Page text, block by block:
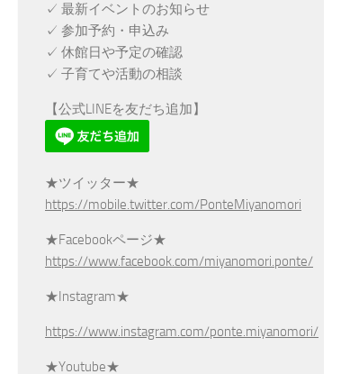
✓ 最新イベントのお知らせ
✓ 参加予約・申込み
✓ 休館日や予定の確認
✓ 子育てや活動の相談
【公式LINEを友だち追加】
★ツイッター★
https://mobile.twitter.com/PonteMiyanomori
★Facebookページ★
https://www.facebook.com/miyanomori.ponte/
★Instagram★
https://www.instagram.com/ponte.miyanomori/
★Youtube★